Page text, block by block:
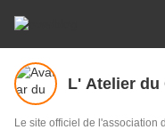
L' Atelier du
Le site officiel de l'association